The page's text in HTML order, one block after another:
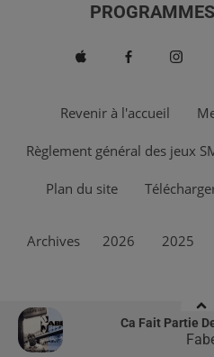
Ca Fait Partie
PROGRAMMES
Revenir à l'accueil
Règlement général des jeux
Plan du site
Archives 2026 2025